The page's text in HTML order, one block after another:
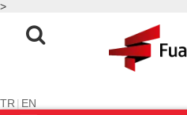
>
TR | EN